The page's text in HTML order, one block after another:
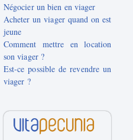
Négocier un bien en viager
Acheter un viager quand on est
jeune
Comment mettre en location
son viager ?
Est-ce possible de revendre un
viager ?